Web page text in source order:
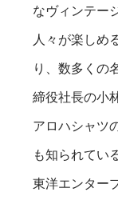
なヴィンテー
人々が楽しめ
り、数多くの
締役社長の小
アロハシャツ
も知られてい
東洋エンター